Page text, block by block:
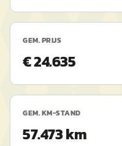
GEM. PRIJS
€ 24.635
GEM. KM-STAND
57.473 km